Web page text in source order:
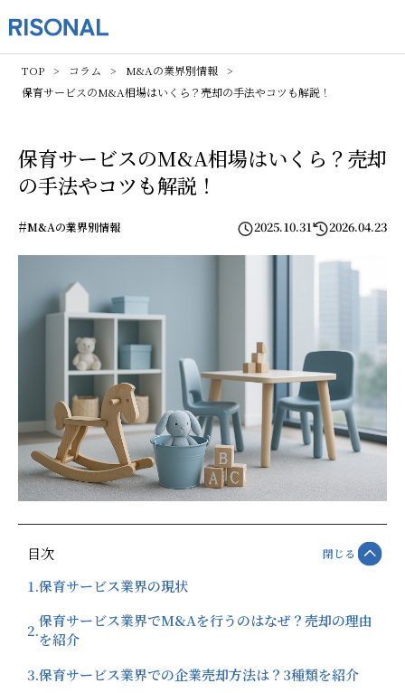
TOP コラム
M&Aの業界別情報
保育サービスのM&A相場はいくら？売却の手法やコツも解説！
保育サービスのM&A相場はいくら？売却
の手法やコツも解説！
#M&Aの業界別情報 2025.10.31 2026.04.23
目次 閉じる
1.保育サービス業界の現状
2.保育サービス業界でM&Aを行うのはなぜ？売却の理由
を紹介
3.保育サービス業界での企業売却方法は？3種類を紹介